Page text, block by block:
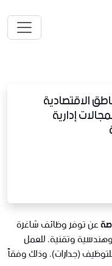
الاقتصادية
إدارية
عن توفر وظائف شاغرة
وتقنية، للعمل
(جدارات)، وذلك وفقاً